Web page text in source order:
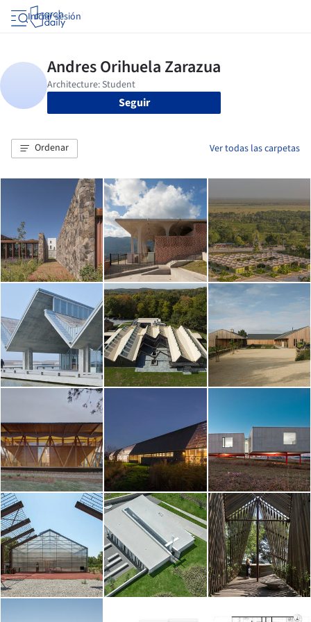
Iniciar sesión
Seguir
Ordenar Ver todas las carpetas